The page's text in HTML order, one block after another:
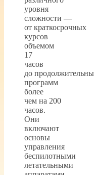
уровня
сложности —
от краткосрочных
курсов
объемом
17
часов
до
программ
более
чем на 200
часов.
Они
включают
основы
управления
беспилотными
летательными